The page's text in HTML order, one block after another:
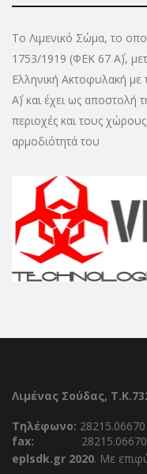
Το Λιμενικό Σώμα, το
1753/1919 (ΦΕΚ 67 Α΄),
Ελληνική Ακτοφυλακή
Α΄) και έχει ως
περιοχές και τους
αρμοδιότητά του
Λιμένας Σούδας,
Τηλέφωνο: 28215.06670
fax:
28215.06670
eplsdk.gr 2020. Με